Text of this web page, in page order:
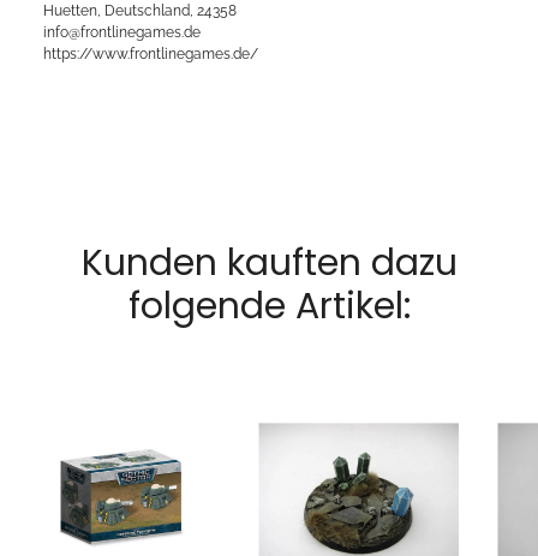
Huetten, Deutschland, 24358
info@frontlinegames.de
https://www.frontlinegames.de/
Kunden kauften dazu
folgende Artikel: